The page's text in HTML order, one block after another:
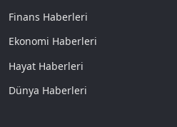
Finans Haberleri
Ekonomi Haberleri
Hayat Haberleri
Dünya Haberleri